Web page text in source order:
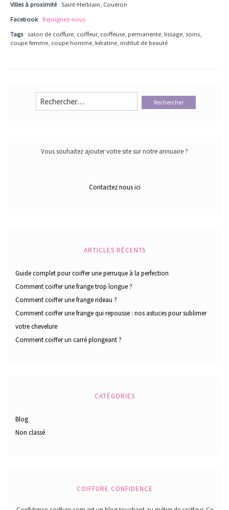
Villes à proximité Saint-Herblain, Couëron
Facebook
Rejoignez-nous
Tags
salon de coiffure, coiffeur, coiffeuse, permanente, lissage, soins,
coupe femme, coupe homme, kératine, institut de beauté
Rechercher :
Vous souhaitez ajouter votre site sur notre annuaire ?
Contactez nous ici
ARTICLES RÉCENTS
Guide complet pour coiffer une perruque à la perfection
Comment coiffer une frange trop longue ?
Comment coiffer une frange rideau ?
Comment coiffer une frange qui repousse : nos astuces pour sublimer
votre chevelure
Comment coiffer un carré plongeant ?
CATÉGORIES
Blog
Non classé
COIFFURE CONFIDENCE